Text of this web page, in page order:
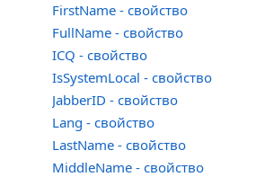
FirstName - свойство
FullName - свойство
ICQ - свойство
IsSystemLocal - свойство
JabberID - свойство
Lang - свойство
LastName - свойство
MiddleName - свойство